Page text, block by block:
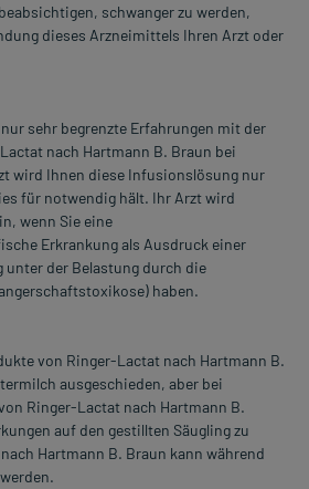
schwanger zu werden,
dieses Arzneimittels Ihren Arzt oder
sehr begrenzte Erfahrungen mit der
nach Hartmann B. Braun bei
wird Ihnen diese Infusionslösung nur
für notwendig hält. Ihr Arzt wird
wenn Sie eine
Erkrankung als Ausdruck einer
der Belastung durch die
haben.
von Ringer-Lactat nach Hartmann B.
ausgeschieden, aber bei
Ringer-Lactat nach Hartmann B.
auf den gestillten Säugling zu
Hartmann B. Braun kann während